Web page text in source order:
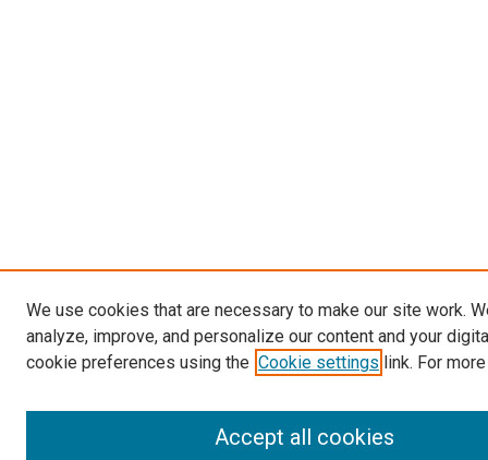
We use cookies that are necessary to make our site work.
analyze, improve, and personalize our content and your
cookie preferences using the Cookie settings link. For
Accept all cookies